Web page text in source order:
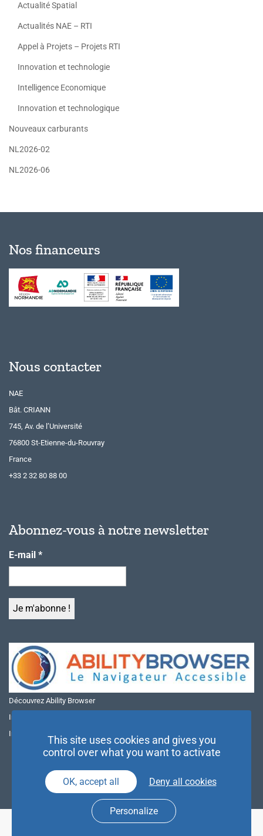
Actualité Spatial
Actualités NAE – RTI
Appel à Projets – Projets RTI
Innovation et technologie
Intelligence Economique
Innovation et technologique
Nouveaux carburants
NL2026-02
NL2026-06
Nos financeurs
Nous contacter
NAE
Bât. CRIANN
745, Av. de l’Université
76800 St-Etienne-du-Rouvray
France
+33 2 32 80 88 00
Abonnez-vous à notre newsletter
E-mail *
Découvrez Ability Browser
Installer Ability Browser sur Windows
Installer Ability Browser sur Mac
This site uses cookies and gives you
control over what you want to activate
OK, accept all Deny all cookies
Personalize